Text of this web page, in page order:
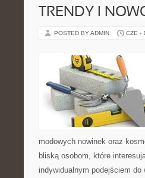
TRENDY I
POSTED BY ADMIN CZE -
modowych nowinek oraz
bliską osobom, które
indywidualnym podejściem